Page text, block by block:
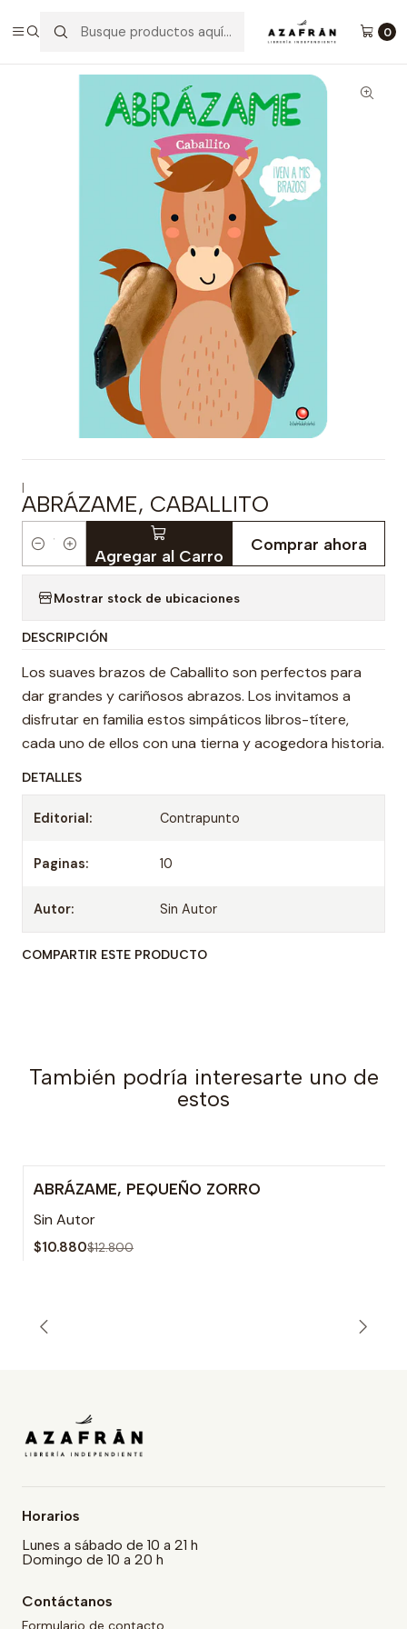
0
Abrázame, Caballito
|
ABRÁZAME, CABALLITO
Cantidad Agregar al Carro
Comprar ahora
Mostrar stock de ubicaciones
DESCRIPCIÓN
Los suaves brazos de Caballito son perfectos para
dar grandes y cariñosos abrazos. Los invitamos a
disfrutar en familia estos simpáticos libros-títere,
cada uno de ellos con una tierna y acogedora historia.
DETALLES
Editorial: Contrapunto
Paginas: 10
Autor: Sin Autor
COMPARTIR ESTE PRODUCTO
También podría interesarte uno de
estos
-15% OFF
ABRÁZAME, PEQUEÑO ZORRO
Sin Autor
$10.880$12.800
Horarios
Lunes a sábado de 10 a 21 h
Domingo de 10 a 20 h
Contáctanos
Formulario de contacto